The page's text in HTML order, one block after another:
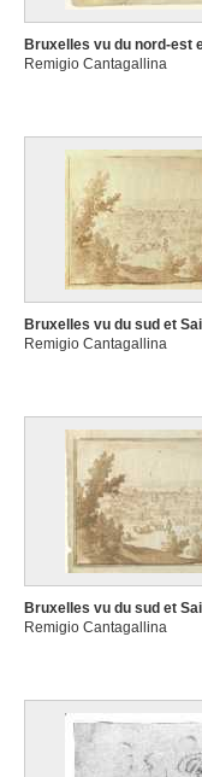
Bruxelles vu du nord-est
Remigio Cantagallina
Bruxelles vu du sud et
Remigio Cantagallina
Bruxelles vu du sud et
Remigio Cantagallina